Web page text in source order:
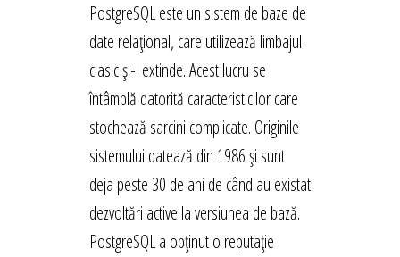
PostgreSQL este un sistem de baze de
date relațional, care utilizează limbajul
clasic și-l extinde. Acest lucru se
întâmplă datorită caracteristicilor care
stochează sarcini complicate. Originile
sistemului datează din 1986 și sunt
deja peste 30 de ani de când au existat
dezvoltări active la versiunea de bază.
PostgreSQL a obținut o reputație